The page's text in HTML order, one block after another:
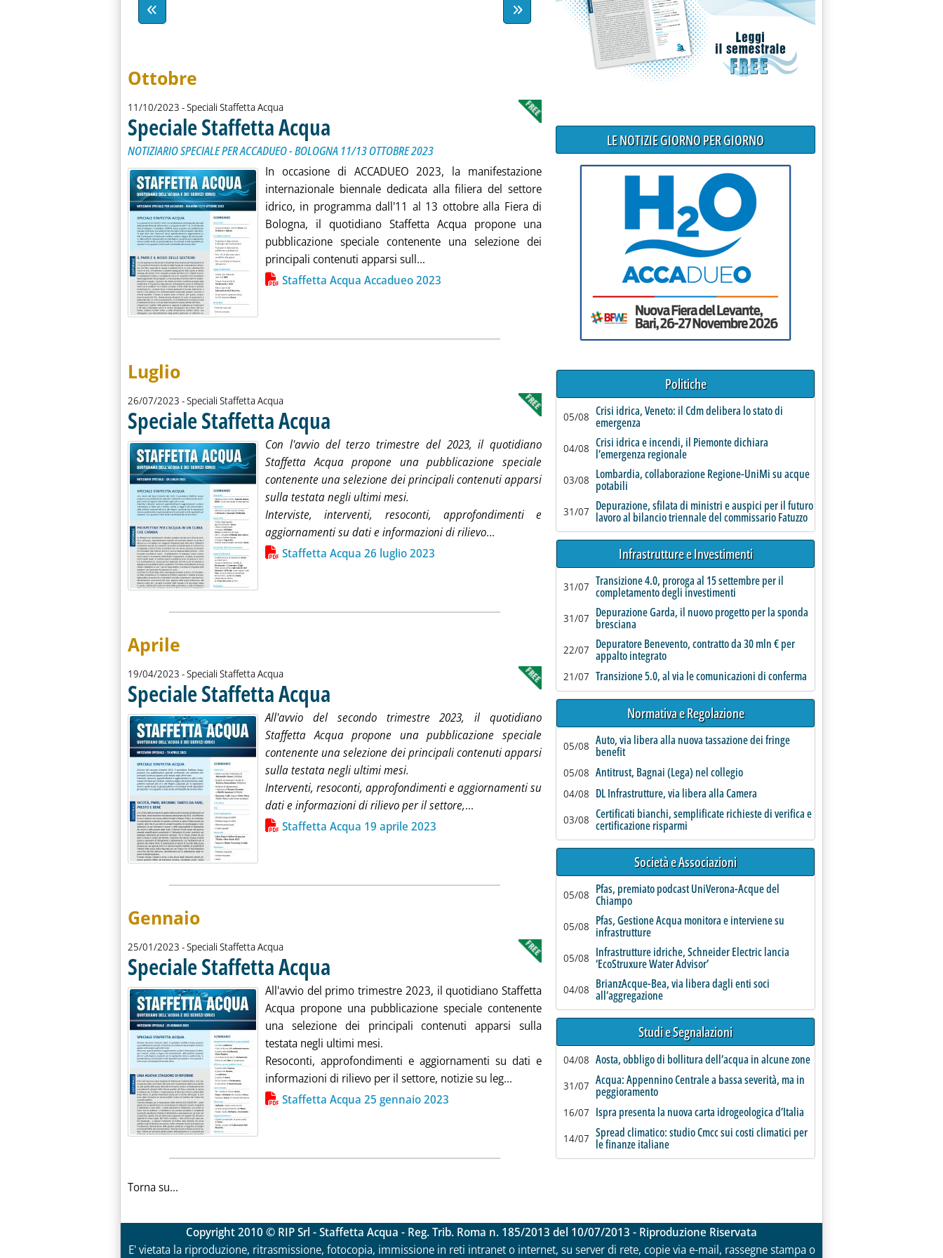
Ottobre
11/10/2023 - Speciali Staffetta Acqua
Speciale Staffetta Acqua . Sottotitolo: NOTIZIARIO SPECIALE PER ACCADUEO - BOLOGNA 11/13 OTTOBRE 2023
NOTIZIARIO SPECIALE PER ACCADUEO - BOLOGNA 11/13 OTTOBRE 2023
In occasione di ACCADUEO 2023, la manifestazione
internazionale biennale dedicata alla filiera del settore
idrico, in programma dall'11 al 13 ottobre alla Fiera di
Bologna, il quotidiano Staffetta Acqua propone una
pubblicazione speciale contenente una selezione dei
principali contenuti apparsi sull... Leggi tutta la notizia: 'Speciale Staffetta Acqua'
Lista allegati PDF alla notiziaStaffetta Acqua Accadueo 2023
Luglio
26/07/2023 - Speciali Staffetta Acqua
Speciale Staffetta Acqua
Con l'avvio del terzo trimestre del 2023, il quotidiano
Staffetta Acqua propone una pubblicazione speciale
contenente una selezione dei principali contenuti apparsi
sulla testata negli ultimi mesi.
Interviste, interventi, resoconti, approfondimenti e
aggiornamenti su dati e informazioni di rilievo... Leggi tutta la notizia: 'Speciale Staffetta Acqua'
Lista allegati PDF alla notiziaStaffetta Acqua 26 luglio 2023
Aprile
19/04/2023 - Speciali Staffetta Acqua
Speciale Staffetta Acqua
All'avvio del secondo trimestre 2023, il quotidiano
Staffetta Acqua propone una pubblicazione speciale
contenente una selezione dei principali contenuti apparsi
sulla testata negli ultimi mesi.
Interventi, resoconti, approfondimenti e aggiornamenti su
dati e informazioni di rilievo per il settore,...
Lista allegati PDF alla notiziaStaffetta Acqua 19 aprile 2023
Gennaio
25/01/2023 - Speciali Staffetta Acqua
Speciale Staffetta Acqua
All'avvio del primo trimestre 2023, il quotidiano Staffetta
Acqua propone una pubblicazione speciale contenente
una selezione dei principali contenuti apparsi sulla
testata negli ultimi mesi.
Resoconti, approfondimenti e aggiornamenti su dati e
informazioni di rilievo per il settore, notizie su leg... Leggi tutta la notizia: 'Speciale Staffetta Acqua'
Lista allegati PDF alla notiziaStaffetta Acqua 25 gennaio 2023
Torna su...
LE NOTIZIE GIORNO PER GIORNO
Politiche
05/08 Crisi idrica, Veneto: il Cdm delibera lo stato di
emergenza
04/08 Crisi idrica e incendi, il Piemonte dichiara
l’emergenza regionale
03/08 Lombardia, collaborazione Regione-UniMi su acque
potabili
31/07 Depurazione, sfilata di ministri e auspici per il futuro
lavoro al bilancio triennale del commissario Fatuzzo
Infrastrutture e Investimenti
31/07 Transizione 4.0, proroga al 15 settembre per il
completamento degli investimenti
31/07 Depurazione Garda, il nuovo progetto per la sponda
bresciana
22/07 Depuratore Benevento, contratto da 30 mln € per
appalto integrato
21/07 Transizione 5.0, al via le comunicazioni di conferma
Normativa e Regolazione
05/08 Auto, via libera alla nuova tassazione dei fringe
benefit
05/08 Antitrust, Bagnai (Lega) nel collegio
04/08 DL Infrastrutture, via libera alla Camera
03/08 Certificati bianchi, semplificate richieste di verifica e
certificazione risparmi
Società e Associazioni
05/08 Pfas, premiato podcast UniVerona-Acque del
Chiampo
05/08 Pfas, Gestione Acqua monitora e interviene su
infrastrutture
05/08 Infrastrutture idriche, Schneider Electric lancia
‘EcoStruxure Water Advisor’
04/08 BrianzAcque-Bea, via libera dagli enti soci
all’aggregazione
Studi e Segnalazioni
04/08 Aosta, obbligo di bollitura dell’acqua in alcune zone
31/07 Acqua: Appennino Centrale a bassa severità, ma in
peggioramento
16/07 Ispra presenta la nuova carta idrogeologica d’Italia
14/07 Spread climatico: studio Cmcc sui costi climatici per
le finanze italiane
Copyright 2010 © RIP Srl - Staffetta Acqua - Reg. Trib. Roma n. 185/2013 del 10/07/2013 - Riproduzione Riservata
E' vietata la riproduzione, ritrasmissione, fotocopia, immissione in reti intranet o internet, su server di rete, copie via e-mail, rassegne stampa o